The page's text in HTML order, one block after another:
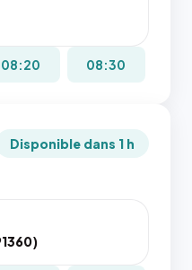
08:20 08:30
Disponible dans 1 h